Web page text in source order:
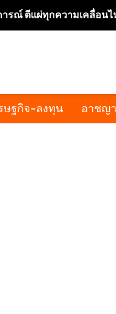
ารณ์ ตีแผ่ทุกความเคลื่อน
ษฐกิจ-ลงทุน อาชญ